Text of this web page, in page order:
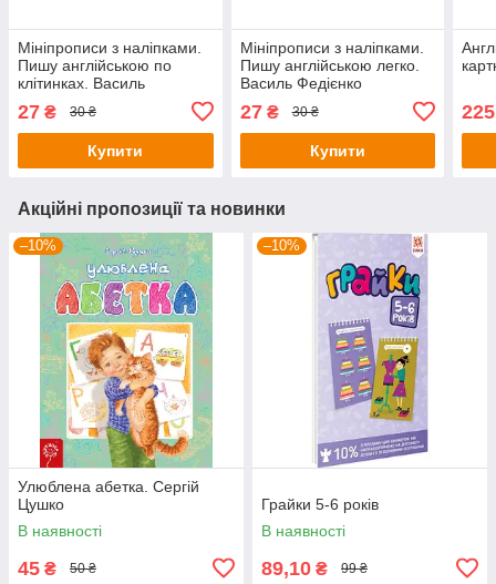
Мініпрописи з наліпками.
Пишу англійською по
клітинках. Василь
27 ₴ 30 ₴
Купити
Мініпрописи з наліпками.
Пишу англійською легко.
Василь Федієнко
27₴ 30 ₴
Купити
225
Акційні пропозиції та новинки
–10%
Улюблена абетка. Сергій
Цушко
В наявності
45 ₴ 50 ₴
–10%
Грайки 5-6 років
В наявності
89,10 ₴ 99 ₴